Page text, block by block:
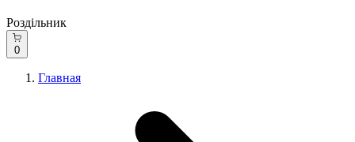
Роздільник
0
Главная